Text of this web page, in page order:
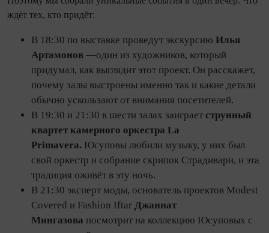
ждёт тех, кто придёт:
В 18:30 по выставке проведут экскурсию Илья
Артамонов —один из художников, который
придумал, как выглядит этот проект. Он расскажет,
почему залы выстроены именно так и какие детали
обычно ускользают от внимания посетителей.
В 19:30 и 21:30 в шести залах заиграет струнный
квартет камерного оркестра La
Primavera. Юсуповы любили музыку, у них был
свой оркестр и собрание скрипок Страдивари, и эта
традиция оживёт в эту ночь.
В 21:30 эксперт моды, основатель проектов Modest
Covered и Fashion Iftar Джаннат
Мингазова посмотрит на коллекцию Юсуповых с